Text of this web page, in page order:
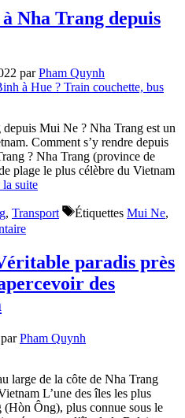
Nha Trang depuis
parPham Quynh
Mui Ne ? Nha Trang est un
Comment s’y rendre depuis
? Nha Trang (province de
plage le plus célèbre du Vietnam
suite
, Transport Étiquettes Mui Ne,
paradis près
des
parPham Quynh
large de la côte de Nha Trang
L’une des îles les plus
Ông), plus connue sous le